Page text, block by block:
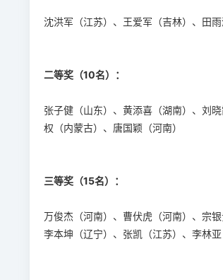
沈洪军（江苏）、王爱军（吉林）、田
二等奖（10名）：
张子健（山东）、黄添喜（湖南）、刘
权（内蒙古）、唐国颖（河南）
三等奖（15名）：
万俊杰（河南）、曹伏虎（河南）、宗
李本坤（辽宁）、张凯（江苏）、李林